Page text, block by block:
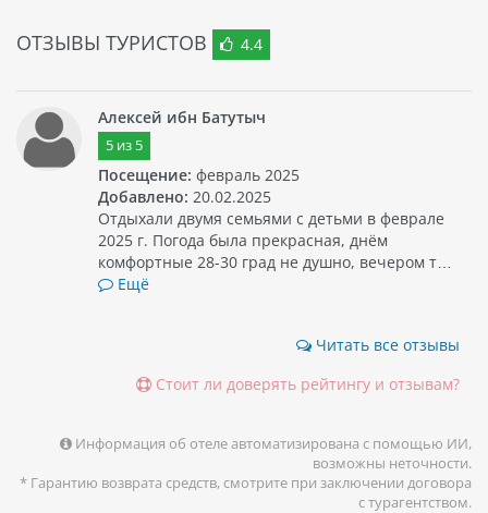
ОТЗЫВЫ ТУРИСТОВ 4.4
Алексей ибн Батутыч
5из 5
Посещение: февраль 2025
Добавлено: 20.02.2025
Отдыхали двумя семьями с детьми в феврале
2025 г. Погода была прекрасная, днём
комфортные 28-30 град не душно, вечером т…
Ещё
Читать все отзывы
Стоит ли доверять рейтингу и отзывам?
Информация об отеле автоматизирована с помощью ИИ,
возможны неточности.
* Гарантию возврата средств, смотрите при заключении договора
с турагентством.